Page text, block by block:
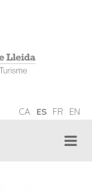
CA ES FR EN